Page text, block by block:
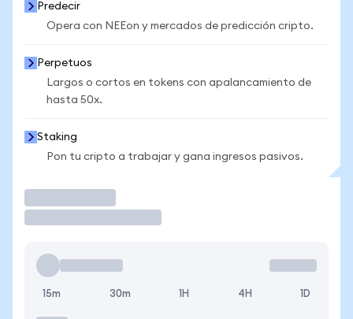
Predecir
Opera con NEEon y mercados de predicción cripto.
Perpetuos
Largos o cortos en tokens con apalancamiento de
hasta 50x.
Staking
Pon tu cripto a trabajar y gana ingresos pasivos.
15m 30m 1H 4H 1D